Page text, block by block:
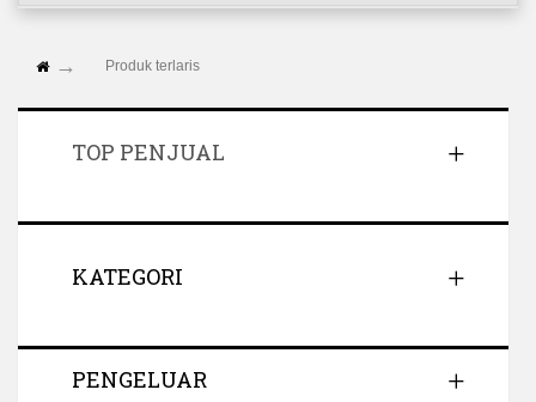
Produk terlaris
TOP PENJUAL
KATEGORI
PENGELUAR